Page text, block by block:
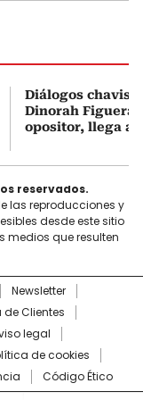
Diálogos
Dinorah
opositor, llega a
reservados.
las reproducciones y
desde este sitio
medios que resulten
Newsletter
de Clientes
legal
de cookies
Código Ético